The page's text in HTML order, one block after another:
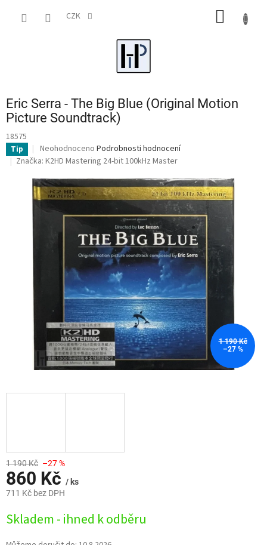
CZK
Eric Serra - The Big Blue (Original Motion
Picture Soundtrack)
18575
Tip
Průměrné
hodnocení
je
0,0
hvězdiček.
Neohodnoceno Podrobnosti hodnocení
Značka: K2HD Mastering 24-bit 100kHz Master
1 190 Kč
–27 %
1 190 Kč –27 %
860 Kč / ks
711 Kč bez DPH
cena:
Skladem - ihned k odběru